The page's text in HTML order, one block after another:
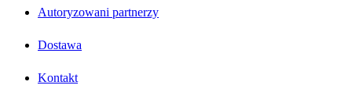
Autoryzowani partnerzy
Dostawa
Kontakt